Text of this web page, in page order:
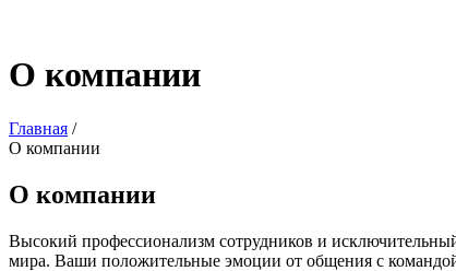
О компании
Главная /
О компании
О компании
Высокий профессионализм сотрудников и
мира. Ваши положительные эмоции от общения с